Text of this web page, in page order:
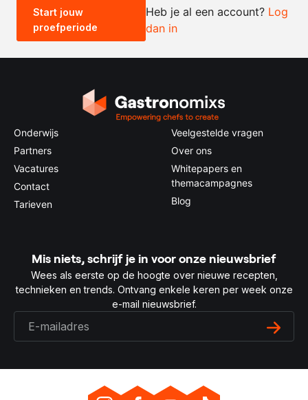
0.5x 1x 2x
Start jouw
proefperiode
Heb je al een account? Log
dan in
Onderwijs
Partners
Vacatures
Contact
Tarieven
Veelgestelde vragen
Over ons
Whitepapers en
themacampagnes
Blog
Mis niets, schrijf je in voor onze nieuwsbrief
Wees als eerste op de hoogte over nieuwe recepten,
technieken en trends. Ontvang enkele keren per week onze
e-mail nieuwsbrief.